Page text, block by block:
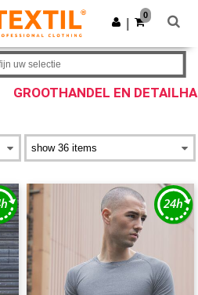
Download app
0
GROOTHANDEL EN
uw selectie